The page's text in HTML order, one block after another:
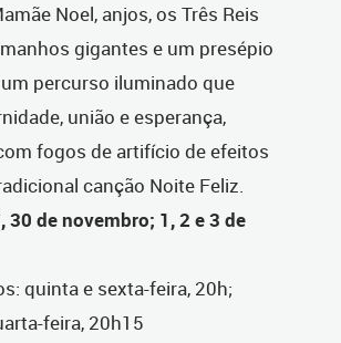
Noel, anjos, os Três Reis
gigantes e um presépio
percurso iluminado que
união e esperança,
fogos de artifício de efeitos
canção Noite Feliz.
30 de novembro; 1, 2 e 3 de
quinta e sexta-feira, 20h;
feira, 20h15